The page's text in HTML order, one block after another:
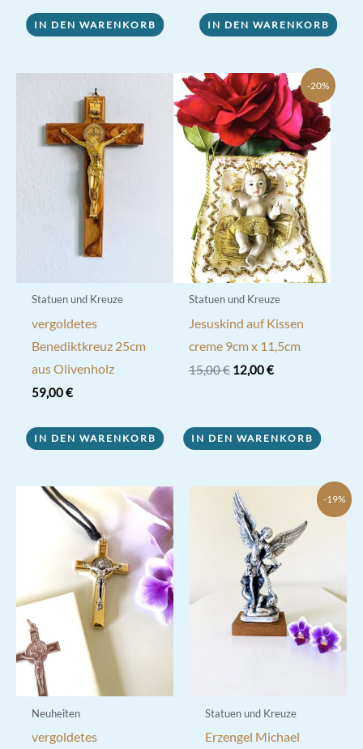
IN DEN WARENKORB IN DEN WARENKORB
Statuen und Kreuze
vergoldetes
Benediktkreuz 25cm
aus Olivenholz
59,00€
IN DEN WARENKORB
-20%
Statuen und Kreuze
Jesuskind auf Kissen
creme 9cm x 11,5cm
15,00€ Ursprünglicher
12,00€Aktueller
IN DEN WARENKORB
Neuheiten
vergoldetes
-19%
Statuen und Kreuze
Erzengel Michael